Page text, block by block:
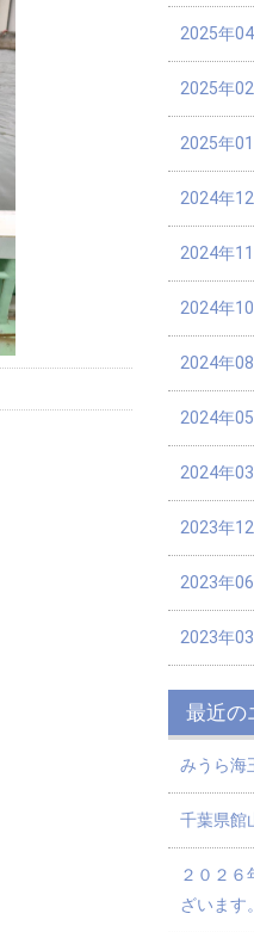
2025年
2025年
2025年
2024年
2024年
2024年
2024年
2024年
2024年
2023年
2023年
2023年
最近の
みうら海
千葉県館
２０２
ざいます。